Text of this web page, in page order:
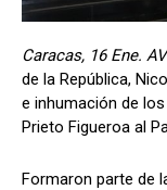
Caracas, 16 Ene.
de la República,
e inhumación de
Prieto Figueroa al
Formaron parte de